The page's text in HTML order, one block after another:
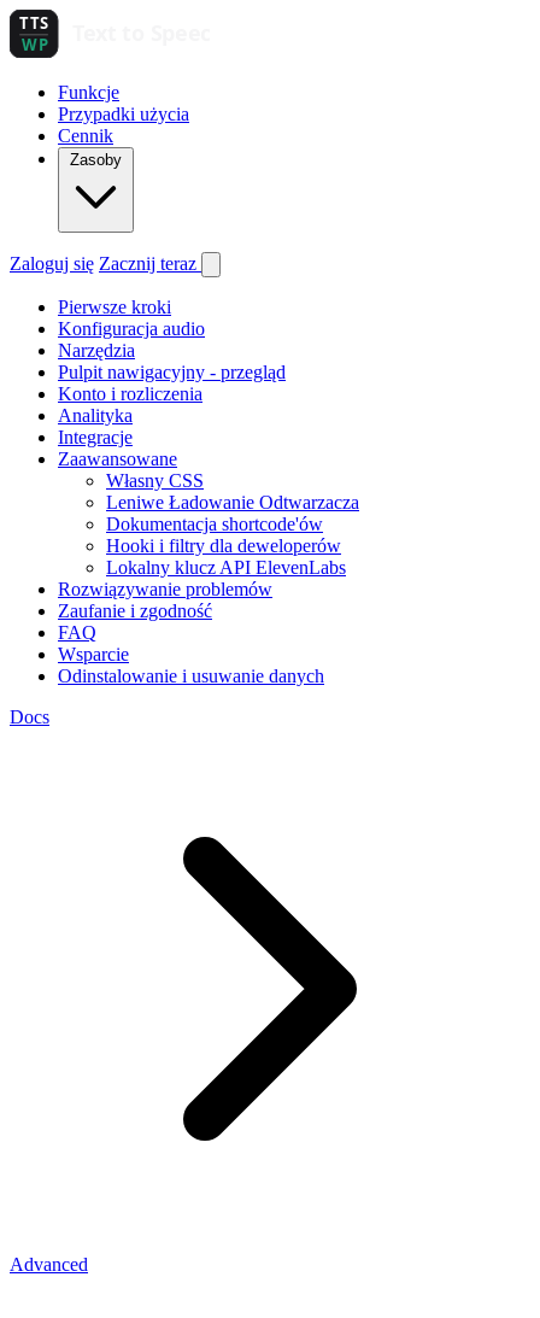
Funkcje
Przypadki użycia
Cennik
Zasoby
Zaloguj się Zacznij teraz
Pierwsze kroki
Konfiguracja audio
Narzędzia
Pulpit nawigacyjny - przegląd
Konto i rozliczenia
Analityka
Integracje
Zaawansowane
Własny CSS
Leniwe Ładowanie Odtwarzacza
Dokumentacja shortcode'ów
Hooki i filtry dla deweloperów
Lokalny klucz API ElevenLabs
Rozwiązywanie problemów
Zaufanie i zgodność
FAQ
Wsparcie
Odinstalowanie i usuwanie danych
Docs
Advanced